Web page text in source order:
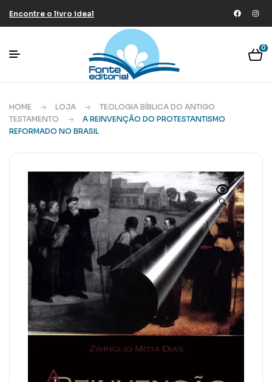
Encontre o livro ideal
0
HOME LOJA
TEOLOGIA BÍBLICA DO ANTIGO
TESTAMENTO
A REINVENÇÃO DO PROTESTANTISMO
REFORMADO NO BRASIL
🔍